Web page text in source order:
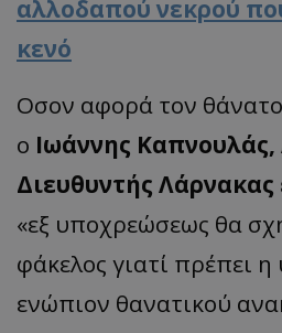
αλλοδαπού νεκρού
κενό
Οσον αφορά τον
ο Ιωάννης Καπνουλάς,
Διευθυντής Λάρνακας
«εξ υποχρεώσεως θα
φάκελος γιατί πρέπει
ενώπιον θανατικού